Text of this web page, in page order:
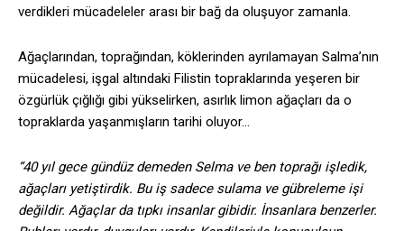
verdikleri mücadeleler arası bir bağ da oluşuyor zamanla.
Ağaçlarından, toprağından, köklerinden ayrılamayan Salma’nın
mücadelesi, işgal altındaki Filistin topraklarında yeşeren bir
özgürlük çığlığı gibi yükselirken, asırlık limon ağaçları da o
topraklarda yaşanmışların tarihi oluyor…
“40 yıl gece gündüz demeden Selma ve ben toprağı işledik,
ağaçları yetiştirdik. Bu iş sadece sulama ve gübreleme işi
değildir. Ağaçlar da tıpkı insanlar gibidir. İnsanlara benzerler.